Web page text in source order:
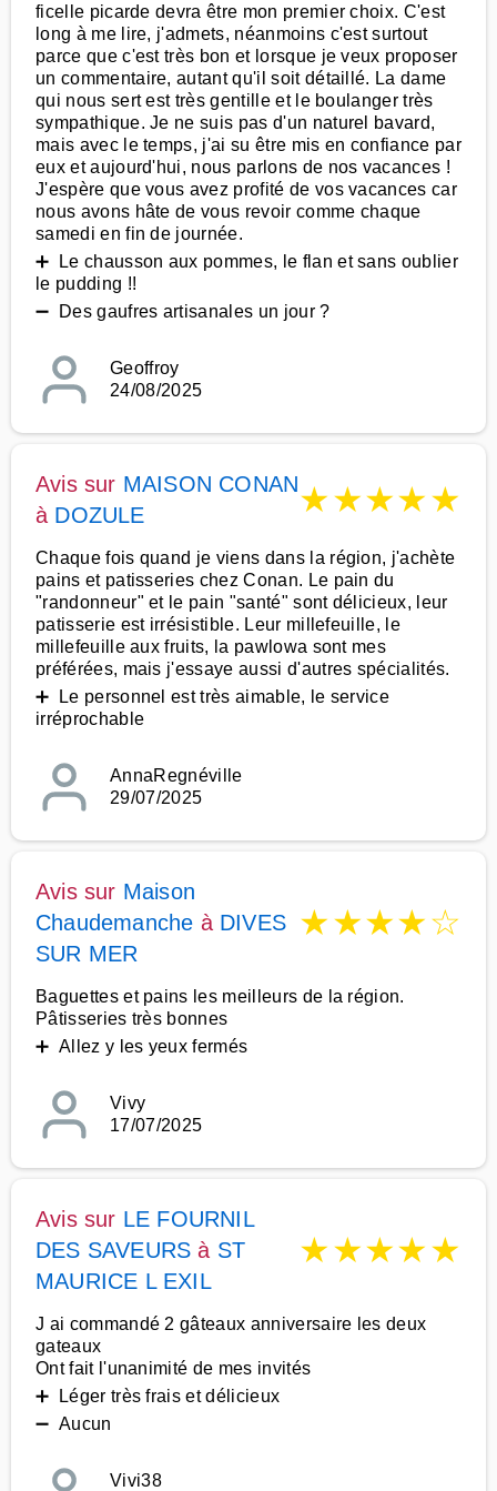
ficelle picarde devra être mon premier choix. C'est
long à me lire, j'admets, néanmoins c'est surtout
parce que c'est très bon et lorsque je veux proposer
un commentaire, autant qu'il soit détaillé. La dame
qui nous sert est très gentille et le boulanger très
sympathique. Je ne suis pas d'un naturel bavard,
mais avec le temps, j'ai su être mis en confiance par
eux et aujourd'hui, nous parlons de nos vacances !
J'espère que vous avez profité de vos vacances car
nous avons hâte de vous revoir comme chaque
samedi en fin de journée.
➕ Le chausson aux pommes, le flan et sans oublier
le pudding !!
➖ Des gaufres artisanales un jour ?
Geoffroy
24/08/2025
Avis sur MAISON CONAN
à DOZULE ★★★★★
Chaque fois quand je viens dans la région, j'achète
pains et patisseries chez Conan. Le pain du
"randonneur" et le pain "santé" sont délicieux, leur
patisserie est irrésistible. Leur millefeuille, le
millefeuille aux fruits, la pawlowa sont mes
préférées, mais j'essaye aussi d'autres spécialités.
➕ Le personnel est très aimable, le service
irréprochable
AnnaRegnéville
29/07/2025
Avis sur Maison
Chaudemanche à DIVES
SUR MER
★★★★☆
Baguettes et pains les meilleurs de la région.
Pâtisseries très bonnes
➕ Allez y les yeux fermés
Vivy
17/07/2025
Avis sur LE FOURNIL
DES SAVEURS à ST
MAURICE L EXIL
★★★★★
J ai commandé 2 gâteaux anniversaire les deux
gateaux
Ont fait l'unanimité de mes invités
➕ Léger très frais et délicieux
➖ Aucun
Vivi38